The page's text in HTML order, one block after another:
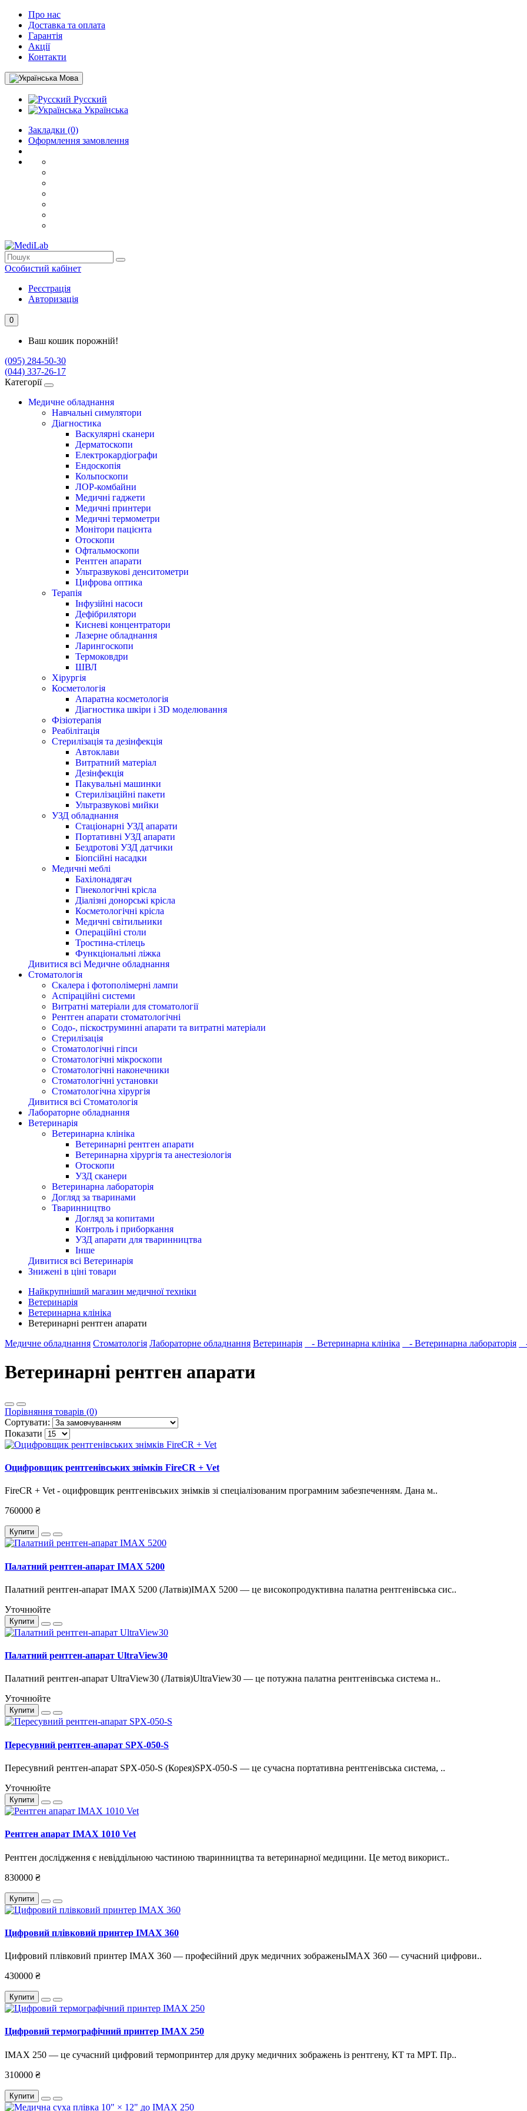
Про нас
Доставка та оплата
Гарантія
Акції
Контакти
Мова
Русский
Українська
Закладки (0)
Оформлення замовлення
Особистий кабінет
Реєстрація
Авторизація
0
Ваш кошик порожній!
(095) 284-50-30
(044) 337-26-17
Категорії
Медичне обладнання
Навчальні симулятори
Діагностика
Васкулярні сканери
Дерматоскопи
Електрокардіографи
Ендоскопія
Кольпоскопи
ЛОР-комбайни
Медичні гаджети
Медичні принтери
Медичні термометри
Монітори пацієнта
Отоскопи
Офтальмоскопи
Рентген апарати
Ультразвукові денситометри
Цифрова оптика
Терапія
Інфузійні насоси
Дефібрилятори
Кисневі концентратори
Лазерне обладнання
Ларингоскопи
Термоковдри
ШВЛ
Хірургія
Косметологія
Апаратна косметологія
Діагностика шкіри і 3D моделювання
Фізіотерапія
Реабілітація
Стерилізація та дезінфекція
Автоклави
Витратний матеріал
Дезінфекція
Пакувальні машинки
Стерилізаційні пакети
Ультразвукові мийки
УЗД обладнання
Стаціонарні УЗД апарати
Портативні УЗД апарати
Бездротові УЗД датчики
Біопсійні насадки
Медичні меблі
Бахілонадягач
Гінекологічні крісла
Діалізні донорські крісла
Косметологічні крісла
Медичні світильники
Операційні столи
Тростина-стілець
Функціональні ліжка
Дивитися всі Медичне обладнання
Стоматологія
Cкалера і фотополімерні лампи
Аспіраційні системи
Витратні матеріали для стоматології
Рентген апарати стоматологічні
Содо-, піскоструминні апарати та витратні матеріали
Стерилізація
Стоматологічні гіпси
Стоматологічні мікроскопи
Стоматологічні наконечники
Стоматологічні установки
Стоматологічна хірургія
Дивитися всі Стоматологія
Лабораторне обладнання
Ветеринарія
Ветеринарна клініка
Ветеринарні рентген апарати
Ветеринарна хірургія та анестезіологія
Отоскопи
УЗД сканери
Ветеринарна лабораторія
Догляд за тваринами
Тваринництво
Догляд за копитами
Контроль і приборкання
УЗД апарати для тваринництва
Інше
Дивитися всі Ветеринарія
Знижені в ціні товари
Найкрупніший магазин медичної техніки
Ветеринарія
Ветеринарна клініка
Ветеринарні рентген апарати
Медичне обладнання Стоматологія Лабораторне обладнання Ветеринарія - Ветеринарна клініка - Ветеринарна лабораторія
Ветеринарні рентген апарати
Порівняння товарів (0)
Сортувати:
Показати
Оцифровщик рентгенівських знімків FireCR + Vet
FireCR + Vet - оцифровщик рентгенівських знімків зі спеціалізованим програмним забезпеченням. Дана м..
760000 ₴
Купити
Палатний рентген-апарат IMAX 5200
Палатний рентген-апарат IMAX 5200 (Латвія)IMAX 5200 — це високопродуктивна палатна рентгенівська сис..
Уточнюйте
Купити
Палатний рентген-апарат UltraView30
Палатний рентген-апарат UltraView30 (Латвія)UltraView30 — це потужна палатна рентгенівська система н..
Уточнюйте
Купити
Пересувний рентген-апарат SPX-050-S
Пересувний рентген-апарат SPX-050-S (Корея)SPX-050-S — це сучасна портативна рентгенівська система, ..
Уточнюйте
Купити
Рентген апарат IMAX 1010 Vet
Рентген дослідження є невіддільною частиною тваринництва та ветеринарної медицини. Це метод використ..
830000 ₴
Купити
Цифровий плівковий принтер IMAX 360
Цифровий плівковий принтер IMAX 360 — професійний друк медичних зображеньIMAX 360 — сучасний цифрови..
430000 ₴
Купити
Цифровий термографічний принтер IMAX 250
IMAX 250 — це сучасний цифровий термопринтер для друку медичних зображень із рентгену, КТ та МРТ. Пр..
310000 ₴
Купити